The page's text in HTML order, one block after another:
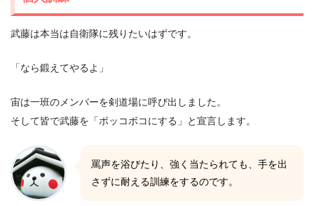
武藤は本当は自衛隊に残りたいはずです。
「なら鍛えてやるよ」
宙は一班のメンバーを剣道場に呼び出しました。
そして皆で武藤を「ボッコボコにする」と宣言します。
罵声を浴びたり、強く当たられても、手を出
さずに耐える訓練をするのです。